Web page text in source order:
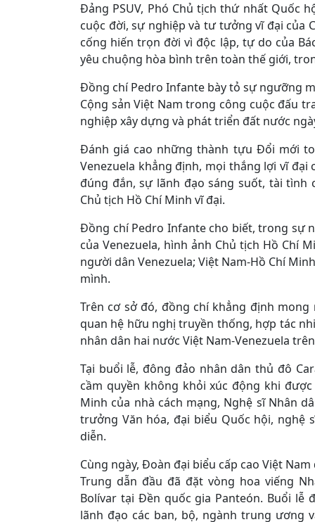
Đảng PSUV, Phó Chủ tịch thứ nhất Quốc
cuộc đời, sự nghiệp và tư tưởng vĩ đại của
cống hiến trọn đời vì độc lập, tự do của
yêu chuộng hòa bình trên toàn thế giới,
Đồng chí Pedro Infante bày tỏ sự ngưỡng
Cộng sản Việt Nam trong công cuộc đấu
nghiệp xây dựng và phát triển đất nước
Đánh giá cao những thành tựu Đổi mới
Venezuela khẳng định, mọi thắng lợi vĩ
đúng đắn, sự lãnh đạo sáng suốt, tài tình
Chủ tịch Hồ Chí Minh vĩ đại.
Đồng chí Pedro Infante cho biết, trong sự
của Venezuela, hình ảnh Chủ tịch Hồ Chí
người dân Venezuela; Việt Nam-Hồ Chí
mình.
Trên cơ sở đó, đồng chí khẳng định
quan hệ hữu nghị truyền thống, hợp tác
nhân dân hai nước Việt Nam-Venezuela
Tại buổi lễ, đông đảo nhân dân thủ đô
cầm quyền không khỏi xúc động khi
Minh của nhà cách mạng, Nghệ sĩ Nhân
trưởng Văn hóa, đại biểu Quốc hội, nghệ
diễn.
Cùng ngày, Đoàn đại biểu cấp cao Việt
Trung dẫn đầu đã đặt vòng hoa viếng
Bolívar tại Đền quốc gia Panteón. Buổi
lãnh đạo các ban, bộ, ngành trung ương